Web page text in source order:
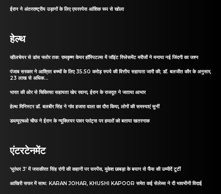
ईरान ने अंतरराष्ट्रीय उड़ानों के लिए एयरस्पेस आंशिक रूप से खोला
हेल्थ
व्हीलचेयर से डांस फ्लोर तक: रामकृष्ण केयर हॉस्पिटल्स में जॉइंट रिप्लेसमेंट मरीजों ने मनाया नई जिंदगी का जश्न
पंजाब सरकार ने आश्रित बच्चों के लिए 35.50 करोड़ रुपये की वित्तीय सहायता जारी की; डॉ. बलजीत कौर के अनुसार,
23 लाख से अधिक...
भारत की ओर से चिकित्सा सहायता खेप रवाना, ईरान के राजदूत ने जताया आभार
हेल्थ मिनिस्टर डॉ. बलबीर सिंह ने गांव हजारा वाला का दौरा किया, लोगों की समस्याएं सुनीं
डब्ल्यूएचओ चीफ ने ईरान के न्यूक्लियर पावर प्लांट्स पर हमलों को बताया खतरनाक
एंटरटेनमेंट
‘धुरंधर 3’ में जसकीरत सिंह रांगी की कहानी पर सस्पेंस, मुकेश छाबड़ा के बयान से फैंस की उम्मीदें टूटीं
आखिरी सफर में साथ: KARAN JOHAR, KHUSHI KAPOOR समेत कई सेलेब्स ने दी भावभीनी विदाई